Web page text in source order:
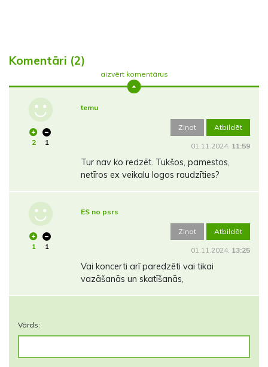
Komentāri (2)
aizvērt komentārus
2 1
temu
Ziņot Atbildēt
01.11.2024. 11:59
Tur nav ko redzēt. Tukšos, pamestos,
netīros ex veikalu logos raudzīties?
1 1
ES no psrs
Ziņot Atbildēt
01.11.2024. 13:25
Vai koncerti arī paredzēti vai tikai
vazāšanās un skatīšanās,
Vārds: